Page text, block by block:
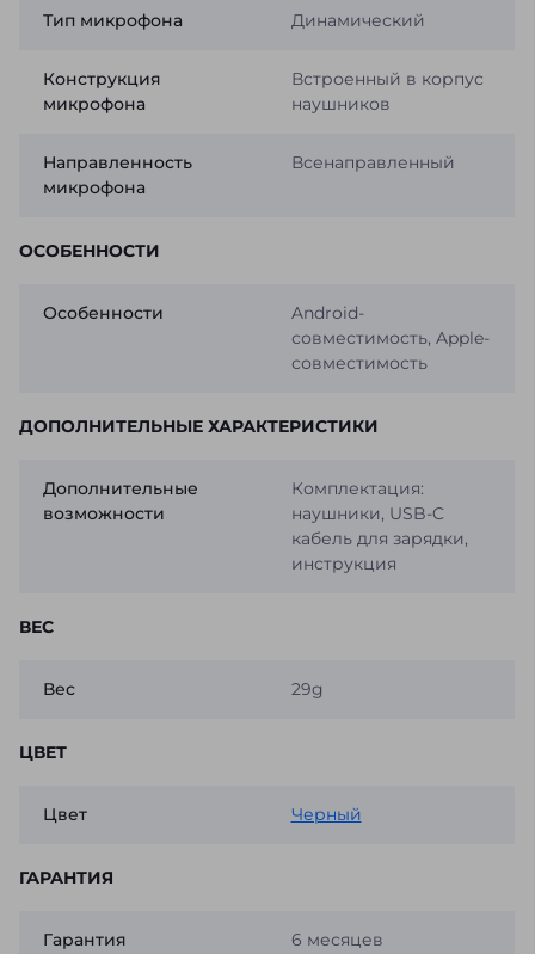
Тип микрофона Динамический
Конструкция
микрофона
Встроенный в корпус
наушников
Направленность
микрофона
Всенаправленный
ОСОБЕННОСТИ
Особенности
Android-
совместимость, Apple-
совместимость
ДОПОЛНИТЕЛЬНЫЕ ХАРАКТЕРИСТИКИ
Дополнительные
возможности
Комплектация:
наушники, USB-C
кабель для зарядки,
инструкция
ВЕС
Вес 29g
ЦВЕТ
Цвет Черный
ГАРАНТИЯ
Гарантия 6 месяцев